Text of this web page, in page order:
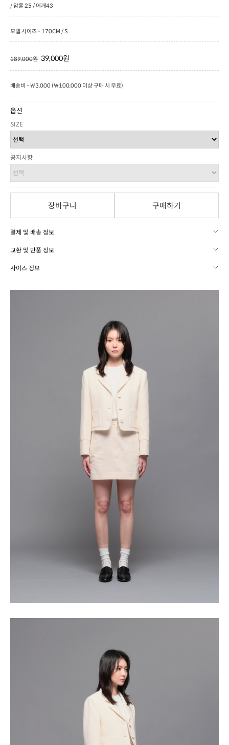
/ 암홀 25 / 어깨43
모델 사이즈 - 170CM / S
189,000원 39,000원
배송비 - ₩3,000 (₩100,000 이상 구매 시 무료)
옵션
SIZE
공지사항
장바구니 구매하기
결제 및 배송 정보
교환 및 반품 정보
사이즈 정보